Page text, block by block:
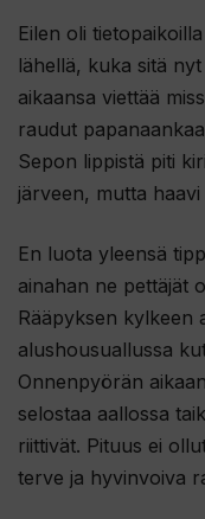
Eilen oli
lähellä, kuka sitä
aikaansa viettää
raudut
Sepon lippistä piti
järveen, mutta haavi
En luota yleensä
ainahan ne pettäjät
Rääpyksen kylkeen
alushousuallussa
Onnenpyörän
selostaa aallossa
riittivät. Pituus ei
terve ja hyvinvoiva